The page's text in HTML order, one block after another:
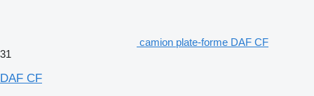
camion plate-forme DAF CF
31
DAF CF